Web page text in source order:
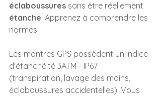
éclaboussures sans être réellement
étanche. Apprenez à comprendre les
normes :
Les montres GPS possèdent un indice
d'étanchéité 3ATM - IP67
(transpiration, lavage des mains,
éclaboussures accidentelles). Vous